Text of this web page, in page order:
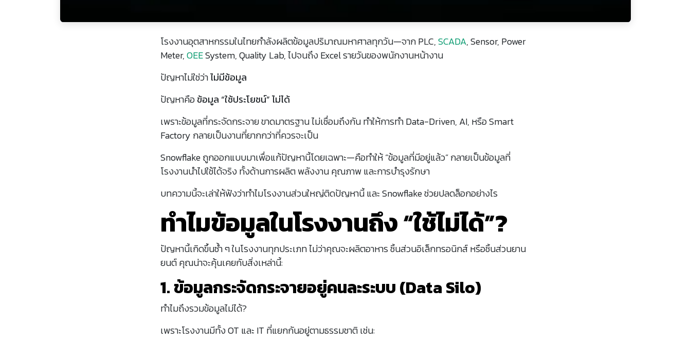
โรงงานอุตสาหกรรมในไทยกำลังผลิตข้อมูลปริมาณมหาศาลทุกวัน—จาก PLC,SCADA, Sensor, Power
Meter,OEESystem, Quality Lab, ไปจนถึง Excel รายวันของพนักงานหน้างาน
ปัญหาไม่ใช่ว่าไม่มีข้อมูล
ปัญหาคือข้อมูล “ใช้ประโยชน์” ไม่ได้
เพราะข้อมูลที่กระจัดกระจาย ขาดมาตรฐาน ไม่เชื่อมถึงกัน ทำให้การทำ Data-Driven, AI, หรือ Smart
Factory กลายเป็นงานที่ยากกว่าที่ควรจะเป็น
Snowflake ถูกออกแบบมาเพื่อแก้ปัญหานี้โดยเฉพาะ—คือทำให้ “ข้อมูลที่มีอยู่แล้ว” กลายเป็นข้อมูลที่
โรงงานนำไปใช้ได้จริง ทั้งด้านการผลิต พลังงาน คุณภาพ และการบำรุงรักษา
บทความนี้จะเล่าให้ฟังว่าทำไมโรงงานส่วนใหญ่ติดปัญหานี้ และ Snowflake ช่วยปลดล็อกอย่างไร
ทำไมข้อมูลในโรงงานถึง “ใช้ไม่ได้”?
ปัญหานี้เกิดขึ้นซ้ำ ๆ ในโรงงานทุกประเภท ไม่ว่าคุณจะผลิตอาหาร ชิ้นส่วนอิเล็กทรอนิกส์ หรือชิ้นส่วนยาน
ยนต์ คุณน่าจะคุ้นเคยกับสิ่งเหล่านี้:
1. ข้อมูลกระจัดกระจายอยู่คนละระบบ (Data Silo)
ทำไมถึงรวมข้อมูลไม่ได้?
เพราะโรงงานมีทั้ง OT และ IT ที่แยกกันอยู่ตามธรรมชาติ เช่น: